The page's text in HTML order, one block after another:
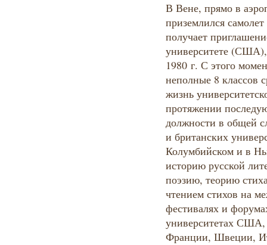
В Вене, прямо в
приземлился
получает
университете (США),
1980 г. С этого
неполные 8 классов
жизнь
протяжении
должности в общей
и британских
Колумбийском и в
историю русской
поэзию, теорию
чтением стихов на
фестивалях и
университетах
Франции, Швеции,